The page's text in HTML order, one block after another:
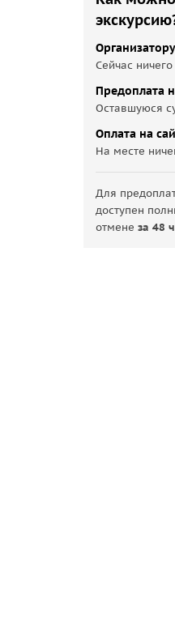
Сейчас
Предоплата
Оставшуюся
Оплата на
На месте
Для
доступен
отменеза 48